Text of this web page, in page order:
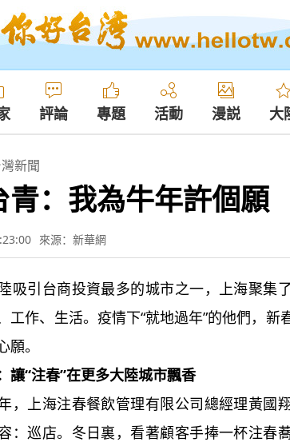
評論 專題 活動 漫説 大
新聞
青：我為牛年許個願
來源：新華網
引台商投資最多的城市之一，上海聚集
工作、生活。疫情下“就地過年”的他們，新
願。
讓“注春”在更多大陸城市飄香
上海注春餐飲管理有限公司總經理黃國
：巡店。冬日裏，看著顧客手捧一杯注春